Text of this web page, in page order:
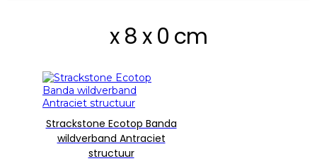
x 8 x 0 cm
Strackstone Ecotop Banda
wildverband Antraciet
structuur